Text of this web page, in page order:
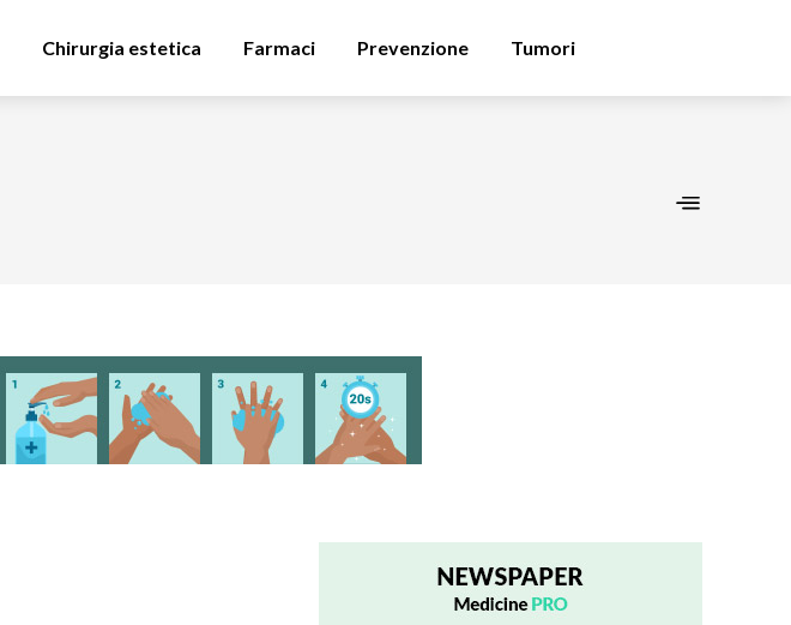
Chirurgia estetica Farmaci Prevenzione Tumori